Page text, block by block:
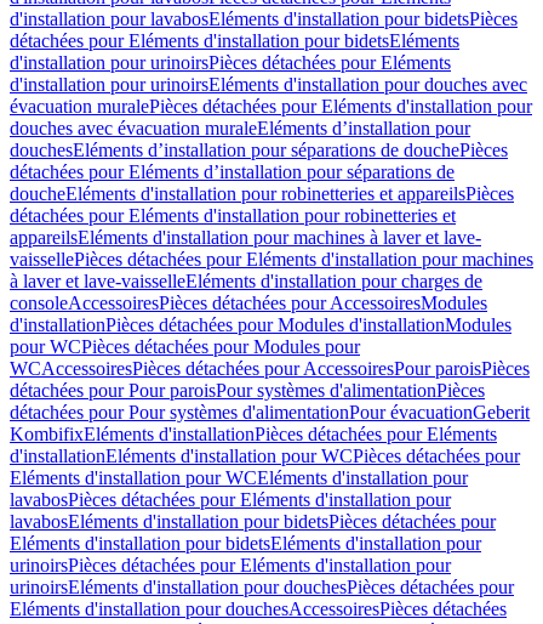
d'installation pour lavabosEléments d'installation pour bidetsPièces
détachées pour Eléments d'installation pour bidetsEléments
d'installation pour urinoirsPièces détachées pour Eléments
d'installation pour urinoirsEléments d'installation pour douches avec
évacuation muralePièces détachées pour Eléments d'installation pour
douches avec évacuation muraleEléments d’installation pour
douchesEléments d’installation pour séparations de douchePièces
détachées pour Eléments d’installation pour séparations de
doucheEléments d'installation pour robinetteries et appareilsPièces
détachées pour Eléments d'installation pour robinetteries et
appareilsEléments d'installation pour machines à laver et lave-
vaissellePièces détachées pour Eléments d'installation pour machines
à laver et lave-vaisselleEléments d'installation pour charges de
consoleAccessoiresPièces détachées pour AccessoiresModules
d'installationPièces détachées pour Modules d'installationModules
pour WCPièces détachées pour Modules pour
WCAccessoiresPièces détachées pour AccessoiresPour paroisPièces
détachées pour Pour paroisPour systèmes d'alimentationPièces
détachées pour Pour systèmes d'alimentationPour évacuationGeberit
KombifixEléments d'installationPièces détachées pour Eléments
d'installationEléments d'installation pour WCPièces détachées pour
Eléments d'installation pour WCEléments d'installation pour
lavabosPièces détachées pour Eléments d'installation pour
lavabosEléments d'installation pour bidetsPièces détachées pour
Eléments d'installation pour bidetsEléments d'installation pour
urinoirsPièces détachées pour Eléments d'installation pour
urinoirsEléments d'installation pour douchesPièces détachées pour
Eléments d'installation pour douchesAccessoiresPièces détachées